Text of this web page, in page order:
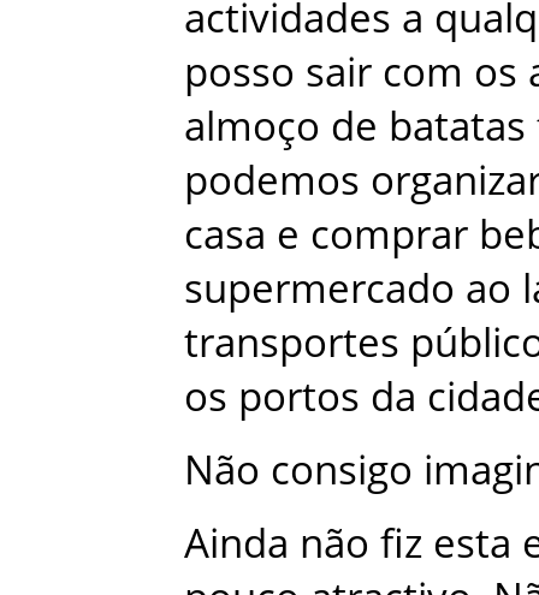
actividades a
posso sair com os
almoço de batatas
podemos
casa e comprar
supermercado ao
transportes
os portos da
Não consigo
Ainda não fiz esta